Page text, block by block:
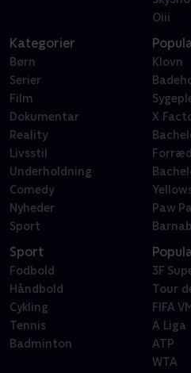
Oiii
Kategorier
Børn
Serier
Film
Dokumentar
Reality
Livsstil
Underholdning
Comedy
Nyheder
Sport
Klovn
X
Paw
Sport
Fodbold
Håndbold
Cykling
Tennis
Badminton
3F
Tour
FIFA
A Liga
ATP
WTA